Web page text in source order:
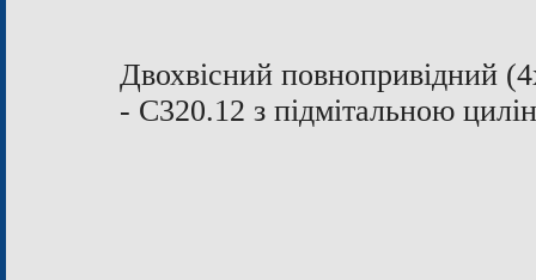
Двохвісний повнопривідний
- С320.12 з підмітальною